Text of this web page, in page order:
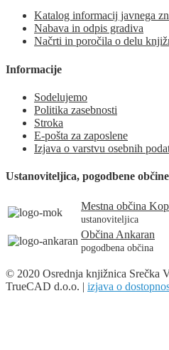
Katalog informacij javnega
Nabava in odpis gradiva
Načrti in poročila o delu
Informacije
Sodelujemo
Politika zasebnosti
Stroka
E-pošta za zaposlene
Izjava o varstvu osebnih
Ustanoviteljica, pogodbene občine
Mestna občina
ustanoviteljica
Občina Ankaran
pogodbena občina
© 2020 Osrednja knjižnica Srečka
TrueCAD d.o.o. | izjava o